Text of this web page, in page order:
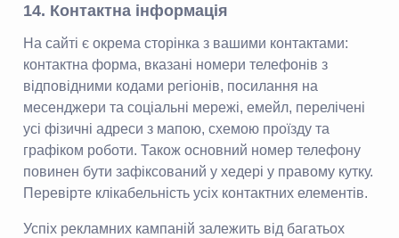
14. Контактна інформація
На сайті є окрема сторінка з вашими контактами:
контактна форма, вказані номери телефонів з
відповідними кодами регіонів, посилання на
месенджери та соціальні мережі, емейл, перелічені
усі фізичні адреси з мапою, схемою проїзду та
графіком роботи. Також основний номер телефону
повинен бути зафіксований у хедері у правому кутку.
Перевірте клікабельність усіх контактних елементів.
Успіх рекламних кампаній залежить від багатьох